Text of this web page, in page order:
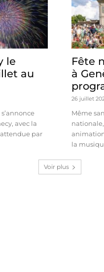
le
au
avec la
par
Fête
à
26 juillet
Même
la
Voir plus